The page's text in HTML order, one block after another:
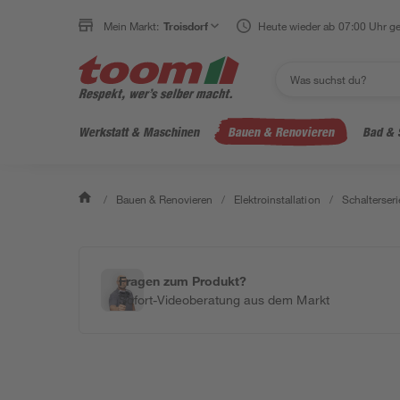
Mein Markt: Troisdorf Heute wieder ab 07:00 Uhr
Werkstatt & Maschinen Bauen & Renovieren Bad &
/ Bauen & Renovieren / Elektroinstallation /
Fragen zum Produkt?
Sofort-Videoberatung aus dem Markt